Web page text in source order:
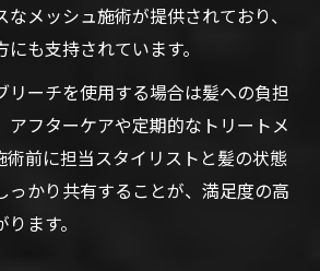
シュで似合う髪型の見つけ方解
える自分らしいメッシュデザイン
シュ×髪質改善の組み合わせ術
の近道は美容室のメッシュ選び
美容室メッシュ選びの重要ポイ
メッシュ施術が提供されており、
も支持されています。
リーチを使用する場合は髪への負担
アフターケアや定期的なトリートメ
術前に担当スタイリストと髪の状態
っかり共有することが、満足度の高
ます。